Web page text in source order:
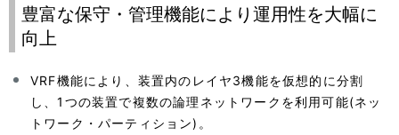
豊富な保守・管理機能により運用性を大幅に
向上
VRF機能により、装置内のレイヤ3機能を仮想的に分割
し、1つの装置で複数の論理ネットワークを利用可能(ネッ
トワーク・パーティション)。